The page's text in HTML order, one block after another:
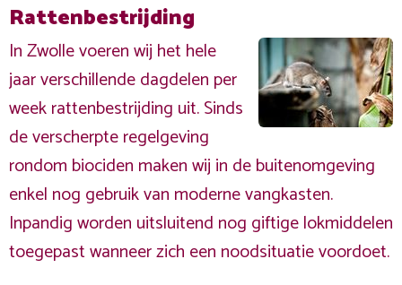
Rattenbestrijding
In Zwolle voeren wij het hele
jaar verschillende dagdelen per
week rattenbestrijding uit. Sinds
de verscherpte regelgeving
rondom biociden maken wij in de buitenomgeving
enkel nog gebruik van moderne vangkasten.
Inpandig worden uitsluitend nog giftige lokmiddelen
toegepast wanneer zich een noodsituatie voordoet.